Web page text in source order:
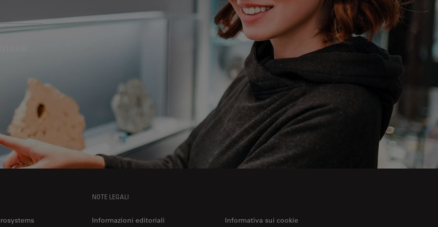
NOTE LEGALI
Informazioni editoriali
Informativa sui cookie